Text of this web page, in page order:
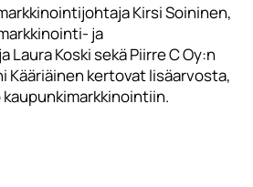
Kirsi Soininen,
ja
Koski sekä Piirre C Oy:n
Kääriäinen kertovat lisäarvosta,